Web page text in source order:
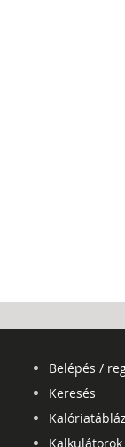
Belépés /
Keresés
Kalkulátorok